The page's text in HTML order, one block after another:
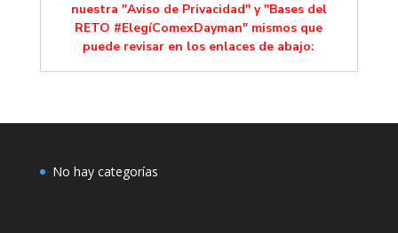
nuestra "Aviso de Privacidad" y "Bases del
RETO #ElegíComexDayman" mismos que
puede revisar en los enlaces de abajo:
No hay categorías